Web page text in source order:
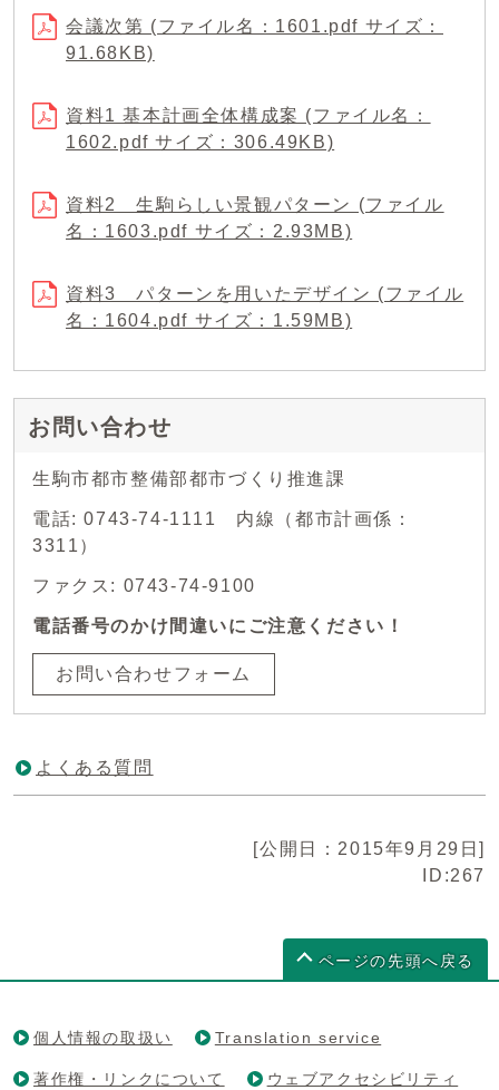
会議次第 (ファイル名：1601.pdf サイズ：
91.68KB)
資料1 基本計画全体構成案 (ファイル名：
1602.pdf サイズ：306.49KB)
資料2 生駒らしい景観パターン (ファイル
名：1603.pdf サイズ：2.93MB)
資料3 パターンを用いたデザイン (ファイル
名：1604.pdf サイズ：1.59MB)
お問い合わせ
生駒市都市整備部都市づくり推進課
電話: 0743-74-1111 内線（都市計画係：
3311）
ファクス: 0743-74-9100
電話番号のかけ間違いにご注意ください！
お問い合わせフォーム
よくある質問
[公開日：2015年9月29日]
ID:267
ページの先頭へ戻る
個人情報の取扱い Translation service
著作権・リンクについて ウェブアクセシビリティ